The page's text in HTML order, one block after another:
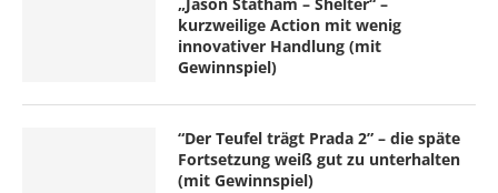
kurzweilige Action mit wenig
innovativer Handlung (mit
Gewinnspiel)
“Der Teufel trägt Prada 2” – die späte
Fortsetzung weiß gut zu unterhalten
(mit Gewinnspiel)